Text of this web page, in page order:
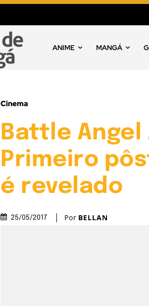
ANIME MANGÁ
Cinema
Battle Angel
Primeiro
é revelado
25/05/2017 Por BELLAN